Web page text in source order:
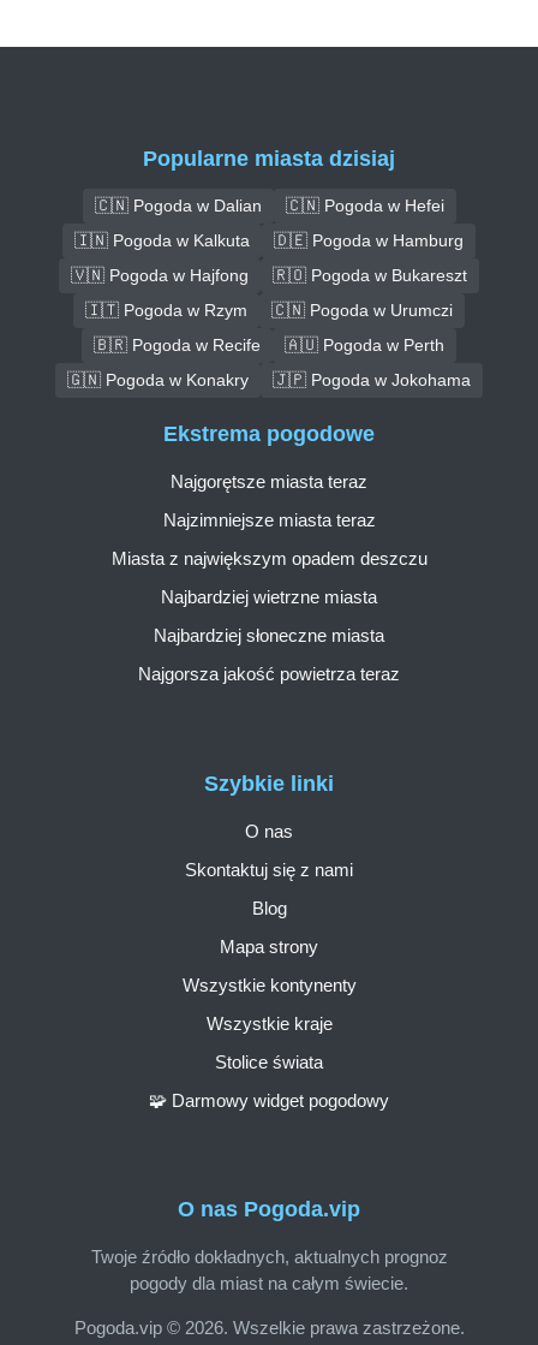
Popularne miasta dzisiaj
🇨🇳 Pogoda w Dalian
🇨🇳 Pogoda w Hefei
🇮🇳 Pogoda w Kalkuta
🇩🇪 Pogoda w Hamburg
🇻🇳 Pogoda w Hajfong
🇷🇴 Pogoda w Bukareszt
🇮🇹 Pogoda w Rzym
🇨🇳 Pogoda w Urumczi
🇧🇷 Pogoda w Recife
🇦🇺 Pogoda w Perth
🇬🇳 Pogoda w Konakry
🇯🇵 Pogoda w Jokohama
O nas Pogoda.vip
Twoje źródło dokładnych, aktualnych prognoz
pogody dla miast na całym świecie.
Pogoda.vip © 2026. Wszelkie prawa zastrzeżone.
Szybkie linki
O nas
Skontaktuj się z nami
Blog
Mapa strony
Wszystkie kontynenty
Wszystkie kraje
Stolice świata
🧩 Darmowy widget pogodowy
Ekstrema pogodowe
Najgorętsze miasta teraz
Najzimniejsze miasta teraz
Miasta z największym opadem deszczu
Najbardziej wietrzne miasta
Najbardziej słoneczne miasta
Najgorsza jakość powietrza teraz